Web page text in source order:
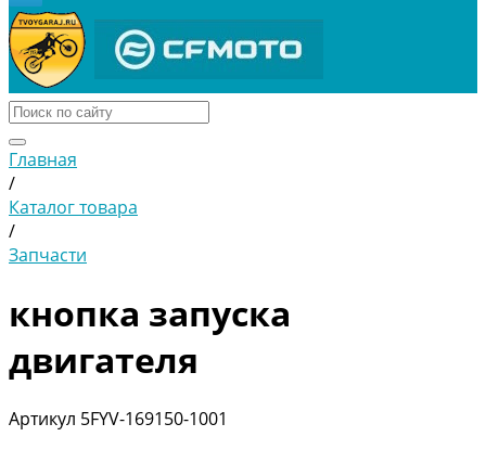
Главная
/
Каталог товара
/
Запчасти
кнопка запуска
двигателя
Артикул 5FYV-169150-1001